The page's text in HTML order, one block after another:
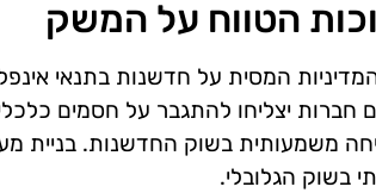
הטווח על המשק
המסית על חדשנות בתנאי
יצליחו להתגבר על חסמים
משמעותית בשוק החדשנות. בניית
בשוק הגלובלי.